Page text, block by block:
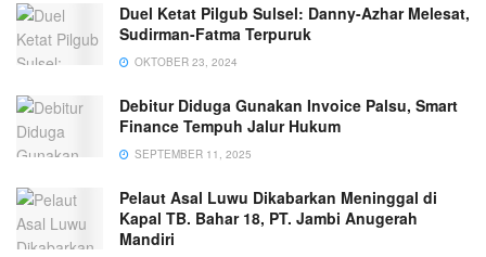
Duel Ketat Pilgub Sulsel: Danny-Azhar Melesat,
Sudirman-Fatma Terpuruk
OKTOBER 23, 2024
Debitur Diduga Gunakan Invoice Palsu, Smart
Finance Tempuh Jalur Hukum
SEPTEMBER 11, 2025
Pelaut Asal Luwu Dikabarkan Meninggal di
Kapal TB. Bahar 18, PT. Jambi Anugerah
Mandiri